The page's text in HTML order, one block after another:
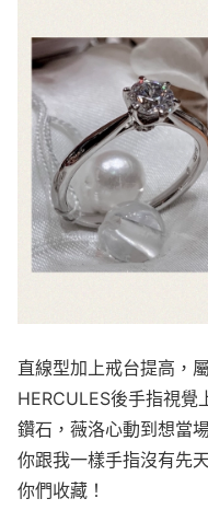
直線型加上戒台提高，
HERCULES後手指視覺
鑽石，薇洛心動到想當
你跟我一樣手指沒有先
你們收藏！